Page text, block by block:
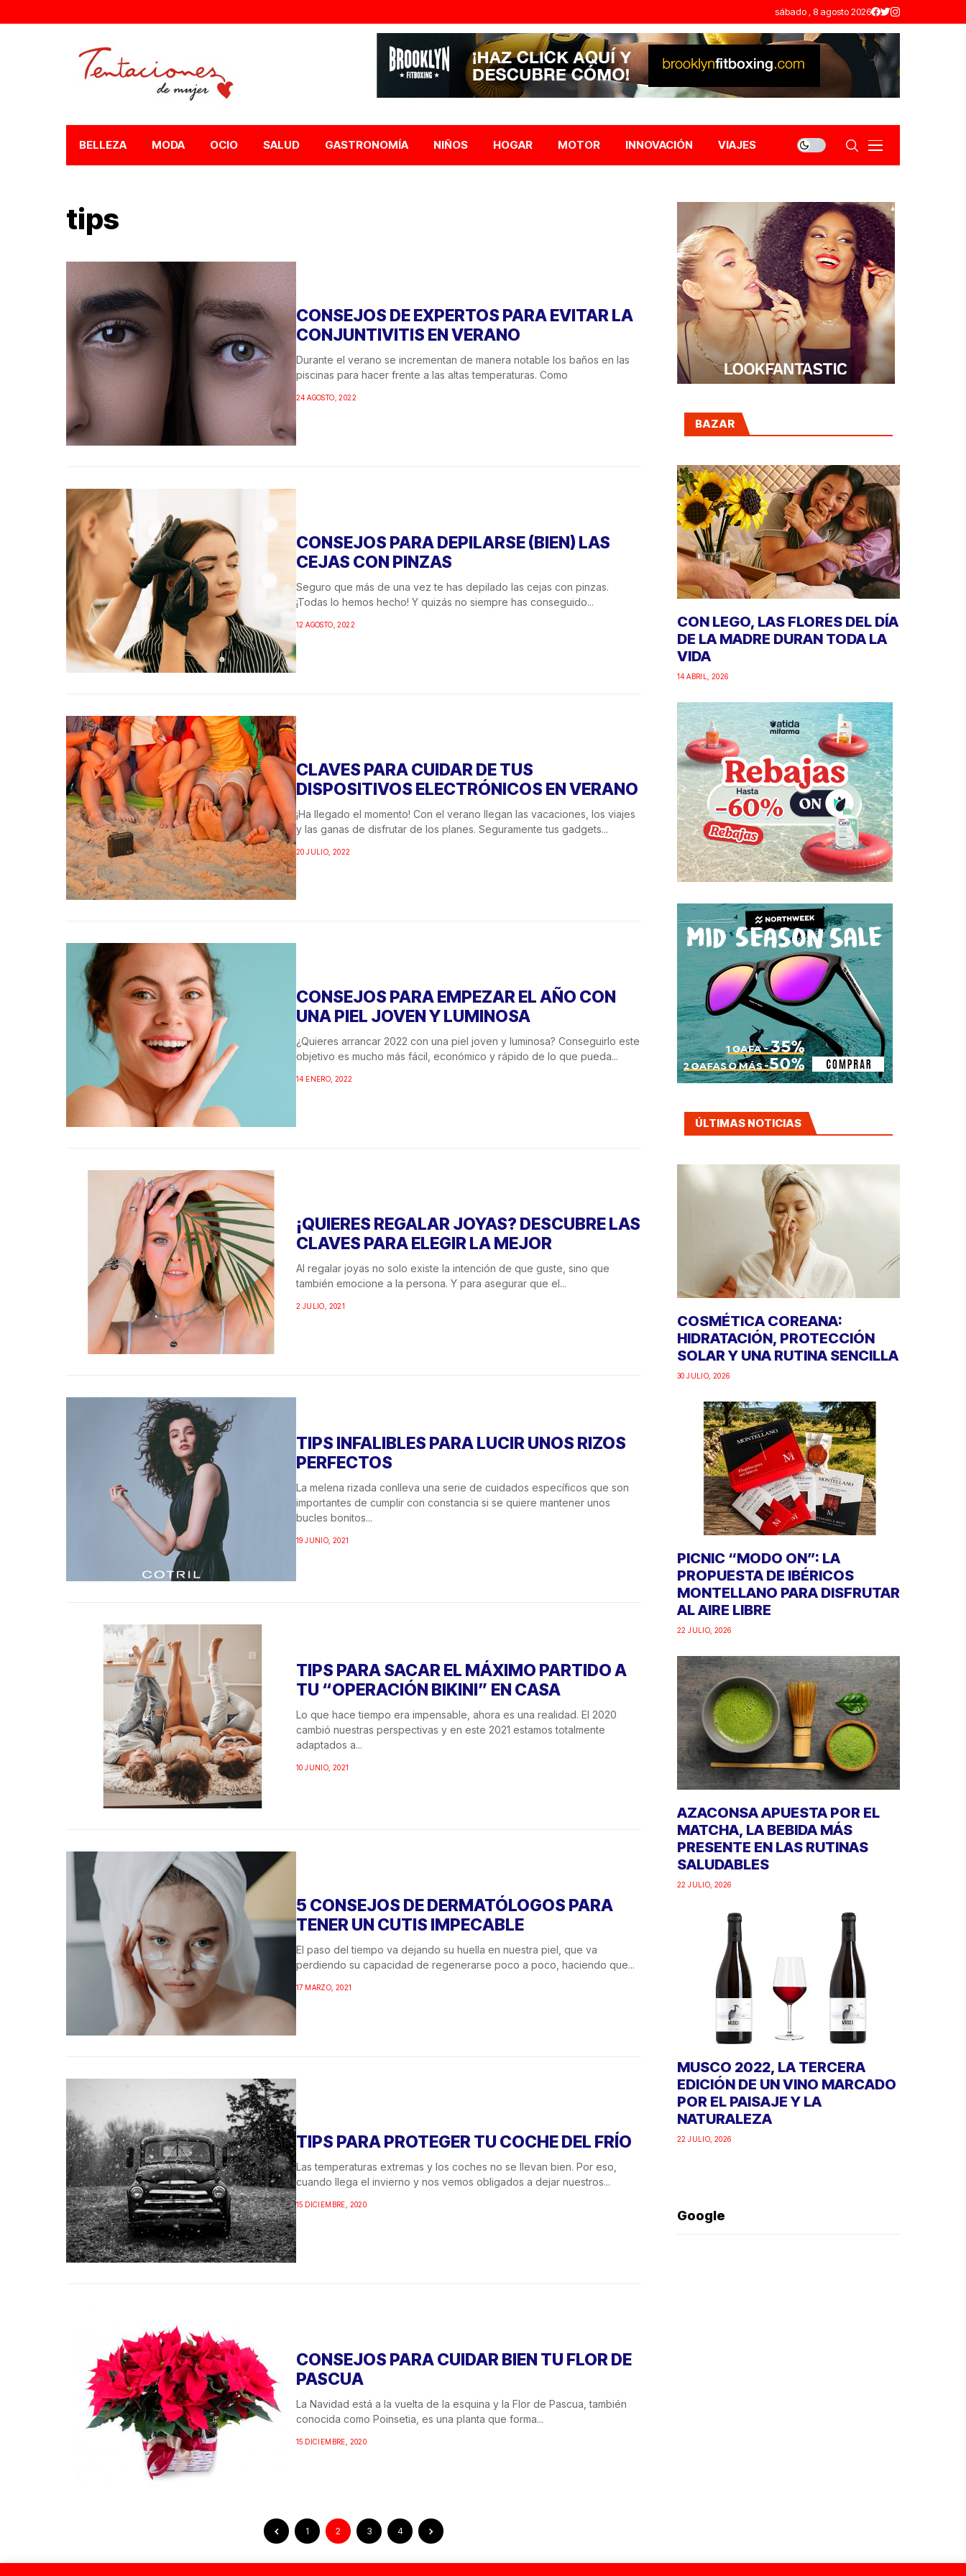
sábado , 8 agosto 2026
BELLEZA MODA OCIO SALUD GASTRONOMÍA NIÑOS HOGAR MOTOR INNOVACIÓN VIAJES
tips
CONSEJOS DE EXPERTOS PARA EVITAR LA
CONJUNTIVITIS EN VERANO
Durante el verano se incrementan de manera notable los baños en las
piscinas para hacer frente a las altas temperaturas. Como
24 AGOSTO, 2022
CONSEJOS PARA DEPILARSE (BIEN) LAS
CEJAS CON PINZAS
Seguro que más de una vez te has depilado las cejas con pinzas.
¡Todas lo hemos hecho! Y quizás no siempre has conseguido...
12 AGOSTO, 2022
CLAVES PARA CUIDAR DE TUS
DISPOSITIVOS ELECTRÓNICOS EN VERANO
¡Ha llegado el momento! Con el verano llegan las vacaciones, los viajes
y las ganas de disfrutar de los planes. Seguramente tus gadgets...
20 JULIO, 2022
CONSEJOS PARA EMPEZAR EL AÑO CON
UNA PIEL JOVEN Y LUMINOSA
¿Quieres arrancar 2022 con una piel joven y luminosa? Conseguirlo este
objetivo es mucho más fácil, económico y rápido de lo que pueda...
14 ENERO, 2022
¡QUIERES REGALAR JOYAS? DESCUBRE LAS
CLAVES PARA ELEGIR LA MEJOR
Al regalar joyas no solo existe la intención de que guste, sino que
también emocione a la persona. Y para asegurar que el...
2 JULIO, 2021
TIPS INFALIBLES PARA LUCIR UNOS RIZOS
PERFECTOS
La melena rizada conlleva una serie de cuidados específicos que son
importantes de cumplir con constancia si se quiere mantener unos
bucles bonitos...
19 JUNIO, 2021
TIPS PARA SACAR EL MÁXIMO PARTIDO A
TU “OPERACIÓN BIKINI” EN CASA
Lo que hace tiempo era impensable, ahora es una realidad. El 2020
cambió nuestras perspectivas y en este 2021 estamos totalmente
adaptados a...
10 JUNIO, 2021
5 CONSEJOS DE DERMATÓLOGOS PARA
TENER UN CUTIS IMPECABLE
El paso del tiempo va dejando su huella en nuestra piel, que va
perdiendo su capacidad de regenerarse poco a poco, haciendo que...
17 MARZO, 2021
TIPS PARA PROTEGER TU COCHE DEL FRÍO
Las temperaturas extremas y los coches no se llevan bien. Por eso,
cuando llega el invierno y nos vemos obligados a dejar nuestros...
15 DICIEMBRE, 2020
CONSEJOS PARA CUIDAR BIEN TU FLOR DE
PASCUA
La Navidad está a la vuelta de la esquina y la Flor de Pascua, también
conocida como Poinsetia, es una planta que forma...
15 DICIEMBRE, 2020
1 2 3 4
BAZAR
CON LEGO, LAS FLORES DEL DÍA
DE LA MADRE DURAN TODA LA
VIDA
14 ABRIL, 2026
ÚLTIMAS NOTICIAS
COSMÉTICA COREANA:
HIDRATACIÓN, PROTECCIÓN
SOLAR Y UNA RUTINA SENCILLA
30 JULIO, 2026
PICNIC “MODO ON”: LA
PROPUESTA DE IBÉRICOS
MONTELLANO PARA DISFRUTAR
AL AIRE LIBRE
22 JULIO, 2026
AZACONSA APUESTA POR EL
MATCHA, LA BEBIDA MÁS
PRESENTE EN LAS RUTINAS
SALUDABLES
22 JULIO, 2026
MUSCO 2022, LA TERCERA
EDICIÓN DE UN VINO MARCADO
POR EL PAISAJE Y LA
NATURALEZA
22 JULIO, 2026
Google